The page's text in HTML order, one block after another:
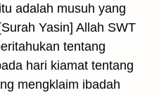
adalah musuh yang
Yasin] Allah SWT
tentang
hari kiamat tentang
mengklaim ibadah